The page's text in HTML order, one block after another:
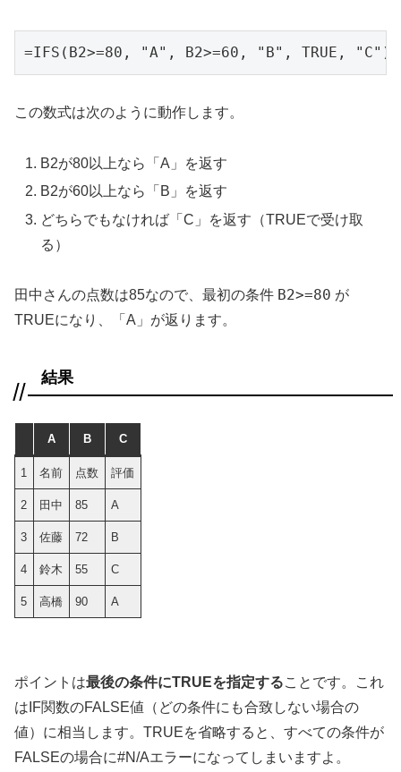
=IFS(B2>=80, "A", B2>=60, "B", TRUE, "C")
この数式は次のように動作します。
B2が80以上なら「A」を返す
B2が60以上なら「B」を返す
どちらでもなければ「C」を返す（TRUEで受け取
る）
田中さんの点数は85なので、最初の条件 B2>=80 が
TRUEになり、「A」が返ります。
結果
A B C
1 名前 点数 評価
2 田中 85 A
3 佐藤 72 B
4 鈴木 55 C
5 高橋 90 A
ポイントは最後の条件にTRUEを指定することです。これ
はIF関数のFALSE値（どの条件にも合致しない場合の
値）に相当します。TRUEを省略すると、すべての条件が
FALSEの場合に#N/Aエラーになってしまいますよ。